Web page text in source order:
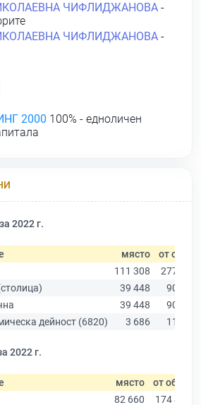
ЧИФЛИДЖАНОВА -
ЧИФЛИДЖАНОВА -
2000 100% - едноличен
2022 г.
място
от общо
111 308
277 019
39 448
90 178
39 448
90 178
дейност (6820)
3 686 11 940
2022 г.
място от общо
82 660 174 403